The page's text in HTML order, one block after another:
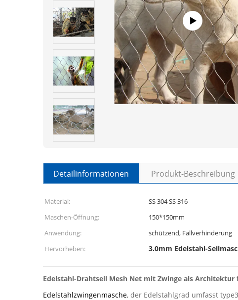
Detailinformationen Produkt-Beschreibung
Material: SS 304 SS 316
Maschen-Öffnung:
150*150mm
Anwendung:
schützend, Fallverhinderung
Hervorheben:
3.0mm Edelstahl-
Edelstahl-Drahtseil Mesh Net mit Zwinge als
Edelstahlzwingenmasche, der Edelstahlgrad umfasst